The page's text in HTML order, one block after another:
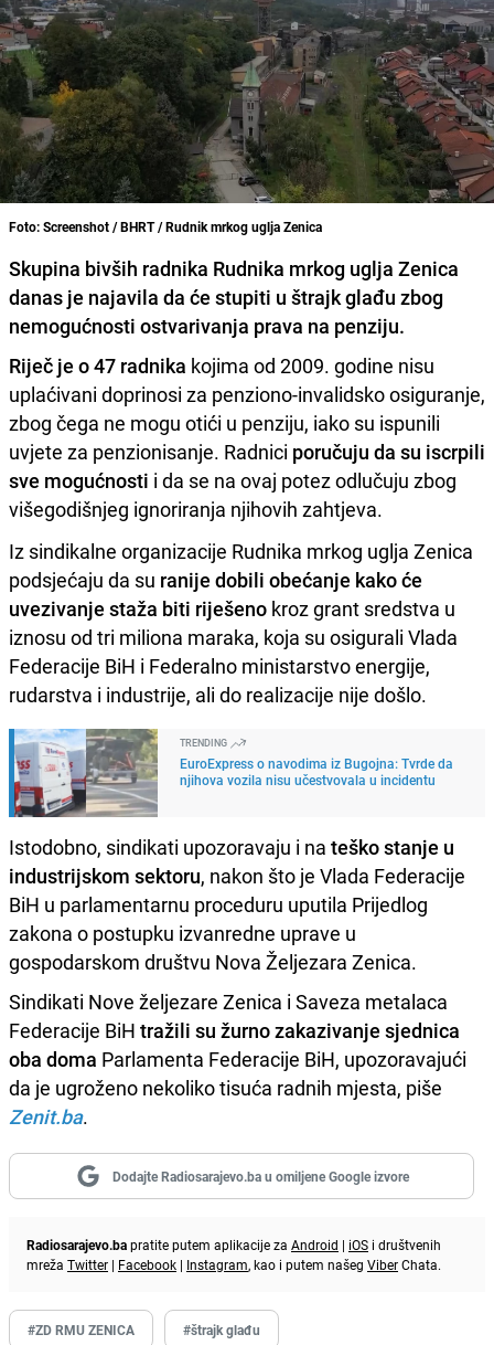
Foto: Screenshot / BHRT / Rudnik mrkog uglja Zenica
Skupina bivših radnika Rudnika mrkog uglja Zenica
danas je najavila da će stupiti u štrajk glađu zbog
nemogućnosti ostvarivanja prava na penziju.
Riječ je o 47 radnika kojima od 2009. godine nisu
uplaćivani doprinosi za penziono-invalidsko osiguranje,
zbog čega ne mogu otići u penziju, iako su ispunili
uvjete za penzionisanje. Radnici poručuju da su iscrpili
sve mogućnosti i da se na ovaj potez odlučuju zbog
višegodišnjeg ignoriranja njihovih zahtjeva.
Iz sindikalne organizacije Rudnika mrkog uglja Zenica
podsjećaju da su ranije dobili obećanje kako će
uvezivanje staža biti riješeno kroz grant sredstva u
iznosu od tri miliona maraka, koja su osigurali Vlada
Federacije BiH i Federalno ministarstvo energije,
rudarstva i industrije, ali do realizacije nije došlo.
TRENDING
EuroExpress o navodima iz Bugojna: Tvrde da
njihova vozila nisu učestvovala u incidentu
Istodobno, sindikati upozoravaju i na teško stanje u
industrijskom sektoru, nakon što je Vlada Federacije
BiH u parlamentarnu proceduru uputila Prijedlog
zakona o postupku izvanredne uprave u
gospodarskom društvu Nova Željezara Zenica.
Sindikati Nove željezare Zenica i Saveza metalaca
Federacije BiH tražili su žurno zakazivanje sjednica
oba doma Parlamenta Federacije BiH, upozoravajući
da je ugroženo nekoliko tisuća radnih mjesta, piše
Zenit.ba.
Dodajte Radiosarajevo.ba u omiljene Google izvore
Radiosarajevo.bapratite putem aplikacije za Android | iOS i društvenih
mreža Twitter | Facebook | Instagram, kao i putem našeg ViberChata.
#ZD RMU ZENICA #štrajk glađu